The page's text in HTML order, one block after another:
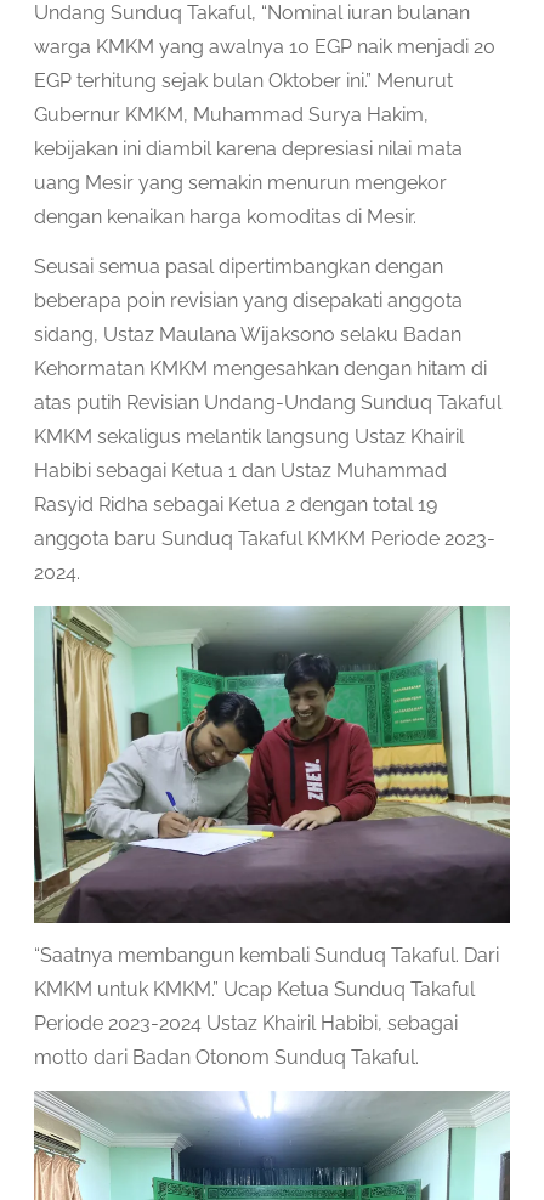
Undang Sunduq Takaful, “Nominal iuran bulanan
warga KMKM yang awalnya 10 EGP naik menjadi 20
EGP terhitung sejak bulan Oktober ini.” Menurut
Gubernur KMKM, Muhammad Surya Hakim,
kebijakan ini diambil karena depresiasi nilai mata
uang Mesir yang semakin menurun mengekor
dengan kenaikan harga komoditas di Mesir.
Seusai semua pasal dipertimbangkan dengan
beberapa poin revisian yang disepakati anggota
sidang, Ustaz Maulana Wijaksono selaku Badan
Kehormatan KMKM mengesahkan dengan hitam di
atas putih Revisian Undang-Undang Sunduq Takaful
KMKM sekaligus melantik langsung Ustaz Khairil
Habibi sebagai Ketua 1 dan Ustaz Muhammad
Rasyid Ridha sebagai Ketua 2 dengan total 19
anggota baru Sunduq Takaful KMKM Periode 2023-
2024.
“Saatnya membangun kembali Sunduq Takaful. Dari
KMKM untuk KMKM.” Ucap Ketua Sunduq Takaful
Periode 2023-2024 Ustaz Khairil Habibi, sebagai
motto dari Badan Otonom Sunduq Takaful.